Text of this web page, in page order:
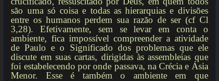
são uma só coisa e todas as hierarquias e divisões
entre os humanos perdem sua razão de ser (cf Cl
3,28). Efetivamente, sem se levar em conta o
ambiente, fica impossível compreender a atividade
de Paulo e o Significado dos problemas que ele
discute em suas cartas, dirigidas às assembleias que
foi estabelecendo por onde passava, na Crécia e Ásia
Menor. Esse é também o ambiente em que